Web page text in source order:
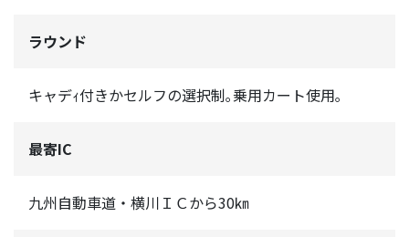
ラウンド
キャデｨ付きかセルフの選択制｡乗用カート使用｡
最寄IC
九州自動車道・横川ＩＣから30㎞